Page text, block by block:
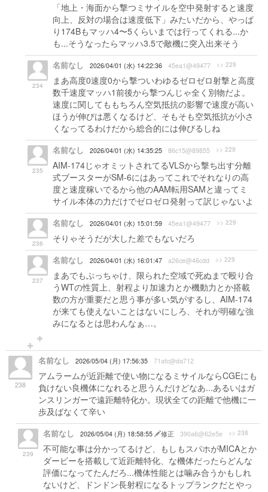
「地上・海面から撃つミサイルを空中発射すると速度
向上、反対の場合は速度低下」みたいだから、やっぱ
り174Bもマッハ4〜5くらいまでは行ってくれる...か
も...そうなったらマッハ3.5で敵機に突入出来そう
234
名前なし 2026/04/01 (水) 14:22:36 45ea1@49477 >> 229
まあ高度0速度0から撃ついわゆるゼロゼロ射撃と高度
数千速度マッハ1前後から撃つんじゃ全く別物だよ。
速度に関してももちろん空気抵抗の影響で速度が高い
ほうが伸びは悪くなるけど、そもそも空気抵抗が小さ
くなってるわけだから総合的には伸びるしね
235
名前なし 2026/04/01 (水) 14:35:25 86c15@89855 >> 229
AIM-174じゃオミットされてるVLSから撃ち出す分離
式ブースターがSM-6にはあってこれでそれなりの高
度と速度稼いでるから他のAAM転用SAMと違ってミ
サイル本体の力だけでゼロゼロ発射って訳じゃないよ
236
名前なし 2026/04/01 (水) 15:01:59 45ea1@49477 >> 229
そりゃそうだが大した差でもないだろ
237
名前なし 2026/04/01 (水) 16:01:47 a26ce@46cdd >> 229
まあでもぶっちゃけ、限られた空域で死ぬまで殴り合
うWTの性質上、射程より加速力とか機動力とか搭載
数の方が重要だと思う事が多い気がするし、AIM-174
が来ても使えないことはないにしろ、それが明確な強
みになるとは思わんなぁ…。
238
名前なし 2026/05/04 (月) 17:56:35 71afc@da712
アムラームが近距離で使い物になるミサイルならCGEにも
負けない良機体になれると思うんだけどなあ...あるいはガ
ンスリンガーで遠距離特化か。現状全ての距離で他機に一
歩及ばなくて辛い
239
名前なし 2026/05/04 (月) 18:58:55 修正 390a6@62e5e >> 238
不可能な事は分かってるけど、もしもスパホがMICAとか
ダービーを搭載して近距離特化、な機体だったらどんな
評価になってたんだろ...機体性能とは噛み合うかもしれ
ないけど、ドンドン長射程になるトップランクだとやっ